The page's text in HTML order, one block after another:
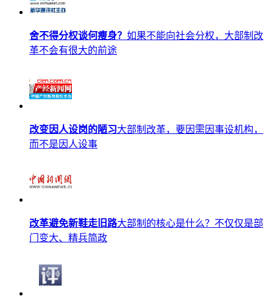
舍不得分权谈何瘦身？ 如果不能向社会分权，大部制改
革不会有很大的前途
改变因人设岗的陋习大部制改革，要因需因事设机构，
而不是因人设事
改革避免新鞋走旧路大部制的核心是什么？不仅仅是部
门变大、精兵简政